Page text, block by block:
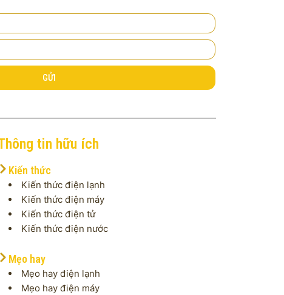
GỬI
tin hữu ích
Kiến thức
Kiến thức điện lạnh
Kiến thức điện máy
Kiến thức điện tử
Kiến thức điện nước
Mẹo hay
Mẹo hay điện lạnh
Mẹo hay điện máy